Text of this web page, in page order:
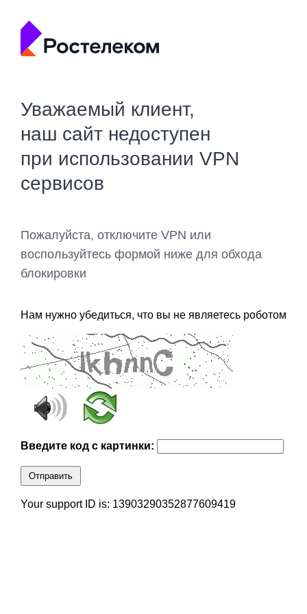
Уважаемый клиент,
наш сайт недоступен
при использовании VPN
сервисов
Пожалуйста, отключите VPN или
воспользуйтесь формой ниже для обхода
блокировки
Нам нужно убедиться, что вы не являетесь роботом
Введите код с картинки:
Отправить
Your support ID is: 13903290352877609419